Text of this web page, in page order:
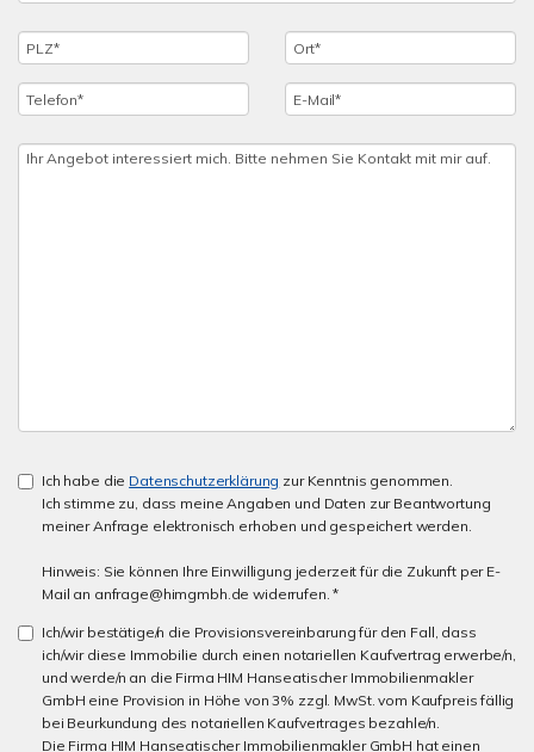
Ich habe die Datenschutzerklärung zur Kenntnis genommen.
Ich stimme zu, dass meine Angaben und Daten zur Beantwortung
meiner Anfrage elektronisch erhoben und gespeichert werden.
Hinweis: Sie können Ihre Einwilligung jederzeit für die Zukunft per E-
Mail an anfrage@himgmbh.de widerrufen. *
Ich/wir bestätige/n die Provisionsvereinbarung für den Fall, dass
ich/wir diese Immobilie durch einen notariellen Kaufvertrag erwerbe/n,
und werde/n an die Firma HIM Hanseatischer Immobilienmakler
GmbH eine Provision in Höhe von 3% zzgl. MwSt. vom Kaufpreis fällig
bei Beurkundung des notariellen Kaufvertrages bezahle/n.
Die Firma HIM Hanseatischer Immobilienmakler GmbH hat einen